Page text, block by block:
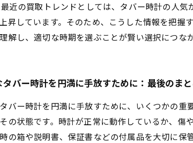
近の買取トレンドとしては、タバー時計の人
昇しています。そのため、こうした情報を把握
解し、適切な時期を選ぶことが賢い選択につなが
タバー時計を円満に手放すために：最後のま
バー時計を円満に手放すために、いくつかの
の状態です。時計が正常に動作しているか、
の箱や説明書、保証書などの付属品を大切に保